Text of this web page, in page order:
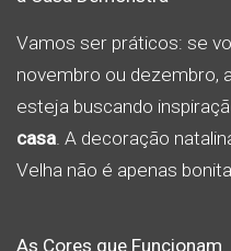
Vamos ser práticos: se
novembro ou dezembro,
esteja buscando
casa. A decoração
Velha não é apenas
As Cores que Funcionam